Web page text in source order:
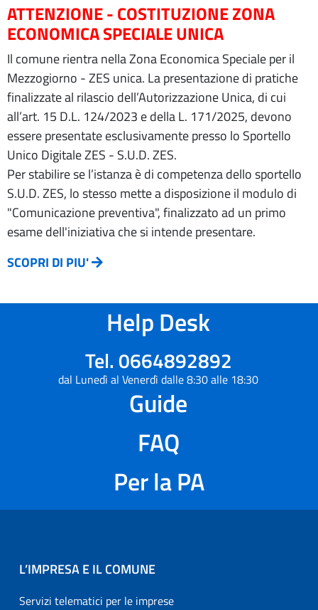
ATTENZIONE - COSTITUZIONE ZONA
ECONOMICA SPECIALE UNICA
Il comune rientra nella Zona Economica Speciale per il
Mezzogiorno - ZES unica. La presentazione di pratiche
finalizzate al rilascio dell’Autorizzazione Unica, di cui
all’art. 15 D.L. 124/2023 e della L. 171/2025, devono
essere presentate esclusivamente presso lo Sportello
Unico Digitale ZES - S.U.D. ZES.
Per stabilire se l’istanza è di competenza dello sportello
S.U.D. ZES, lo stesso mette a disposizione il modulo di
"Comunicazione preventiva", finalizzato ad un primo
esame dell'iniziativa che si intende presentare.
SCOPRI DI PIU'
Help Desk
Tel. 0664892892
dal Lunedì al Venerdì dalle 8:30 alle 18:30
Guide
FAQ
Per la PA
L’IMPRESA E IL COMUNE
Servizi telematici per le imprese